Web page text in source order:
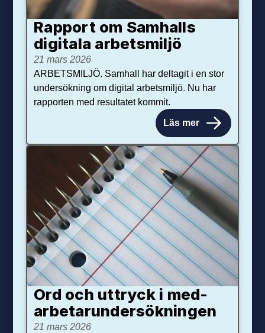
Rapport om Samhalls
digitala arbetsmiljö
21 mars 2026
ARBETSMILJÖ. Samhall har deltagit i en stor
undersökning om digital arbetsmiljö. Nu har
rapporten med resultatet kommit.
Läs mer
Ord och uttryck i med­­
arbetar­­under­sökningen
21 mars 2026